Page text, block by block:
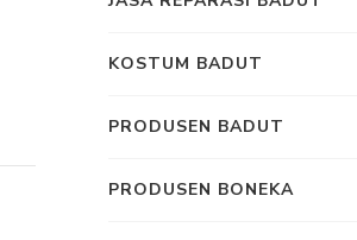
KOSTUM BADUT
PRODUSEN BADUT
PRODUSEN BONEKA